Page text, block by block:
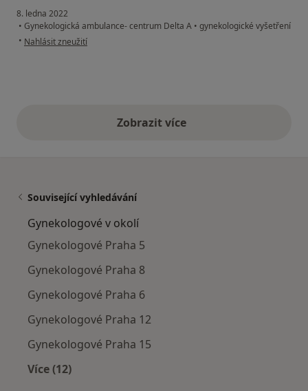
8. ledna 2022
• Gynekologická ambulance- centrum Delta A • gynekologické vyšetření
• podle názoru uživatele Samantha
Nahlásit zneužití
Zobrazit vícevýše uvedené názory
Související vyhledávání
Gynekologové v okolí
Gynekologové Praha 5
Gynekologové Praha 8
Gynekologové Praha 6
Gynekologové Praha 12
Gynekologové Praha 15
Více (12)